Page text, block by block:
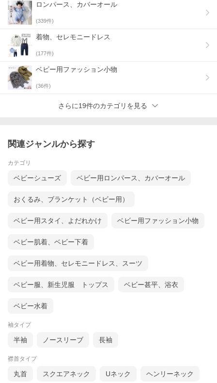
ロンパース、カバーオール
(339件)
着物、セレモニードレス
(177件)
ベビー用ファッション小物
(36件)
さらに19件のカテゴリを見る
関連ジャンルから探す
カテゴリ
ベビーシューズ ベビー用ロンパース、カバーオール
おくるみ、ブランケット（ベビー用）
ベビー用スタイ、よだれかけ ベビー用ファッション小物
ベビー肌着、ベビー下着
ベビー用着物、セレモニードレス、スーツ
ベビー服、新生児服 トップス ベビー甚平、浴衣
ベビー水着
袖タイプ
半袖 ノースリーブ 長袖
襟首タイプ
丸首 スクエアネック Uネック ヘンリーネック